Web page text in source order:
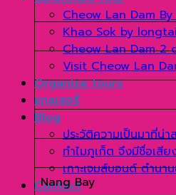
Cheow Lan Dam
Khao Sok by
Cheow Lan Dam 2
Visit Cheow Lan
Organize tours
แกลเลอรี่
Blog
ประวัติความเป็นมาที่น่า
ทำไมภูเก็ต จึงมีชื่อเสี
เกาะเจมส์บอนด์ ตำน
Contact
Nang Bay